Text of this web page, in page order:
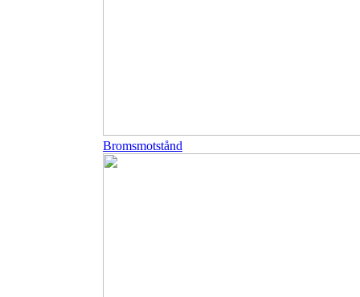
Bromsmotstånd